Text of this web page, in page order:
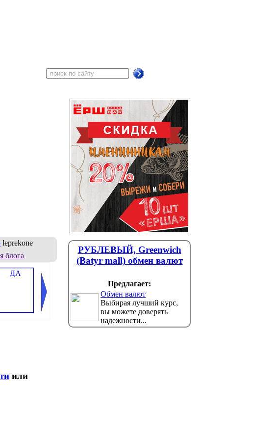
leprekone
блога
или
РУБЛЕВЫЙ, Greenwich
(Batyr mall) обмен валют
Предлагает:
Обмен валют
Выбирая лучший курс,
вы можете доверять
надежности...